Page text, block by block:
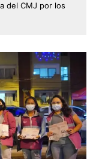
del CMJ por los